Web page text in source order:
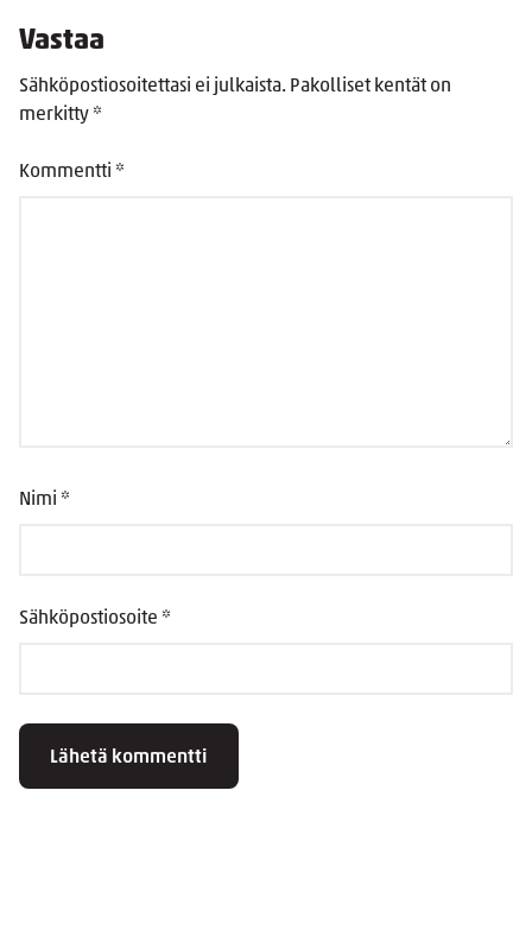
Vastaa
Sähköpostiosoitettasi ei julkaista. Pakolliset kentät on
merkitty *
Kommentti *
Nimi *
Sähköpostiosoite *